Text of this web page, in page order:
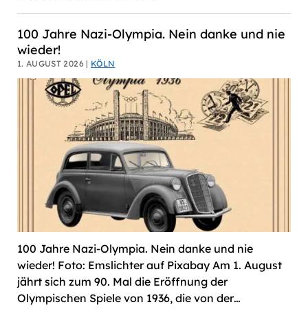
100 Jahre Nazi-Olympia. Nein danke und nie
wieder!
1. AUGUST 2026 | KÖLN
100 Jahre Nazi-Olympia. Nein danke und nie
wieder! Foto: Emslichter auf Pixabay Am 1. August
jährt sich zum 90. Mal die Eröffnung der
Olympischen Spiele von 1936, die von der…